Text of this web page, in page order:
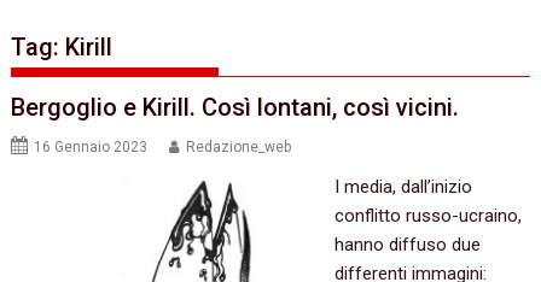
Tag: Kirill
Bergoglio e Kirill. Così lontani, così vicini.
16 Gennaio 2023 Redazione_web
I media, dall’inizio
conflitto russo-ucraino,
hanno diffuso due
differenti immagini: